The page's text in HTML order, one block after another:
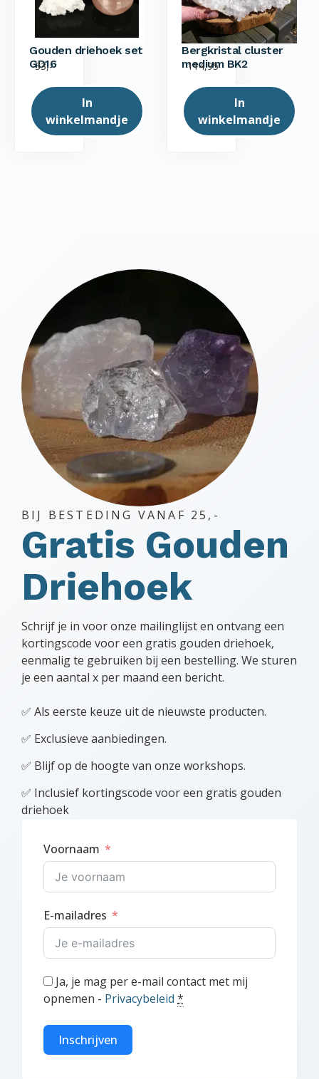
Gouden driehoek set
GD16
33,-
In
winkelmandje
Bergkristal cluster
medium BK2
114,95
In
winkelmandje
BIJ BESTEDING VANAF 25,-
Gratis Gouden
Driehoek
Schrijf je in voor onze mailinglijst en ontvang een
kortingscode voor een gratis gouden driehoek,
eenmalig te gebruiken bij een bestelling. We sturen
je een aantal x per maand een bericht.
✅ Als eerste keuze uit de nieuwste producten.
✅ Exclusieve aanbiedingen.
✅ Blijf op de hoogte van onze workshops.
✅ Inclusief kortingscode voor een gratis gouden
driehoek
Voornaam
E-mailadres
Ja, je mag per e-mail contact met mij
opnemen - Privacybeleid *
Inschrijven